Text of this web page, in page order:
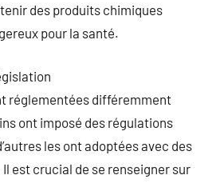
des produits chimiques
pour la santé.
réglementées différemment
ont imposé des régulations
les ont adoptées avec des
est crucial de se renseigner sur